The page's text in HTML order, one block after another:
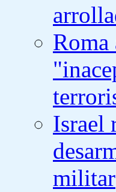
Roma
Israel
militar